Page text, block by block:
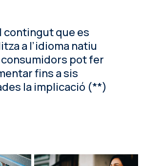
contingut que es
a l’idioma natiu
pot fer
fins a sis
la implicació (**)